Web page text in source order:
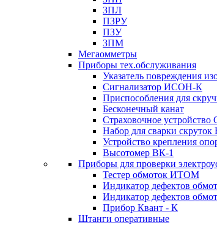
ЗПЛ
ПЗРУ
ПЗУ
ЗПМ
Мегаомметры
Приборы тех.обслуживания
Указатель повреждения
Сигнализатор ИСОН-К
Приспособления для
Бесконечный канат
Страховочное устройство
Набор для сварки
Устройство крепления
Высотомер ВК-1
Приборы для проверки
Тестер обмоток ИТОМ
Индикатор дефектов
Индикатор дефектов
Прибор Квант - К
Штанги оперативные